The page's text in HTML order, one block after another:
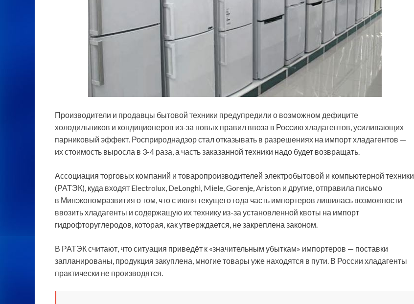
Производители и продавцы бытовой техники предупредили о возможном дефиците
холодильников и кондиционеров из-за новых правил ввоза в Россию хладагентов, усиливающих
парниковый эффект. Росприроднадзор стал отказывать в разрешениях на импорт хладагентов —
их стоимость выросла в 3-4 раза, а часть заказанной техники надо будет возвращать.
Ассоциация торговых компаний и товаропроизводителей электробытовой и компьютерной техники
(РАТЭК), куда входят Electrolux, DeLonghi, Miele, Gorenje, Ariston и другие, отправила письмо
в Минэкономразвития о том, что с июля текущего года часть импортеров лишилась возможности
ввозить хладагенты и содержащую их технику из-за установленной квоты на импорт
гидрофторуглеродов, которая, как утверждается, не закреплена законом.
В РАТЭК считают, что ситуация приведёт к «значительным убыткам» импортеров — поставки
запланированы, продукция закуплена, многие товары уже находятся в пути. В России хладагенты
практически не производятся.